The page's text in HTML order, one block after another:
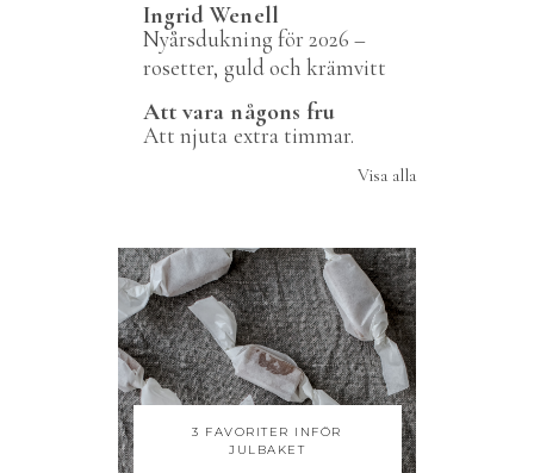
Ingrid Wenell
Nyårsdukning för 2026 –
rosetter, guld och krämvitt
Att vara någons fru
Att njuta extra timmar.
Visa alla
3 FAVORITER INFÖR
JULBAKET